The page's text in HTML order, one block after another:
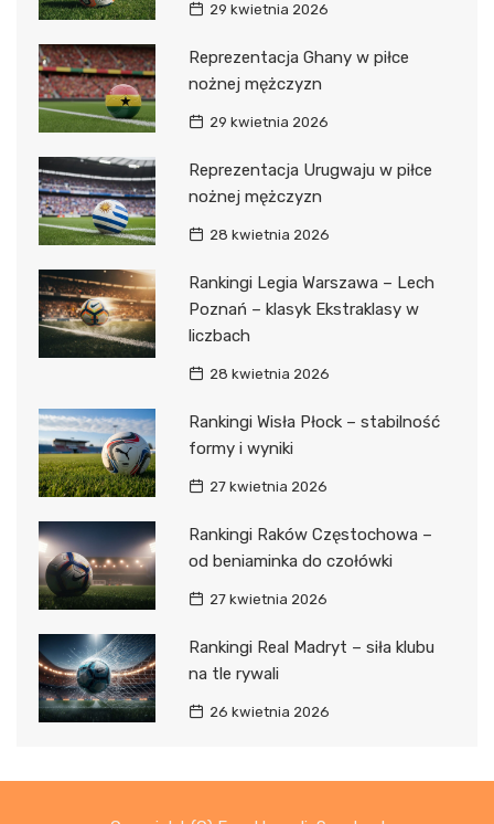
29 kwietnia 2026
Reprezentacja Ghany w piłce
nożnej mężczyzn
29 kwietnia 2026
Reprezentacja Urugwaju w piłce
nożnej mężczyzn
28 kwietnia 2026
Rankingi Legia Warszawa – Lech
Poznań – klasyk Ekstraklasy w
liczbach
28 kwietnia 2026
Rankingi Wisła Płock – stabilność
formy i wyniki
27 kwietnia 2026
Rankingi Raków Częstochowa –
od beniaminka do czołówki
27 kwietnia 2026
Rankingi Real Madryt – siła klubu
na tle rywali
26 kwietnia 2026